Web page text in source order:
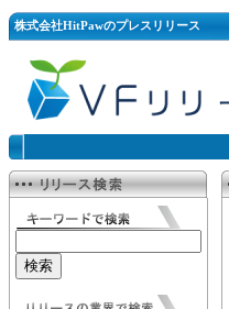
株式会社HitPawのプレスリリース